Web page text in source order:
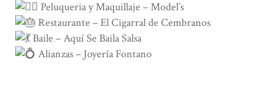
Peluqueria y Maquillaje – Model´s
Restaurante –El Cigarral de Cembranos
Baile –Aquí Se Baila Salsa
Alianzas – Joyería Fontano